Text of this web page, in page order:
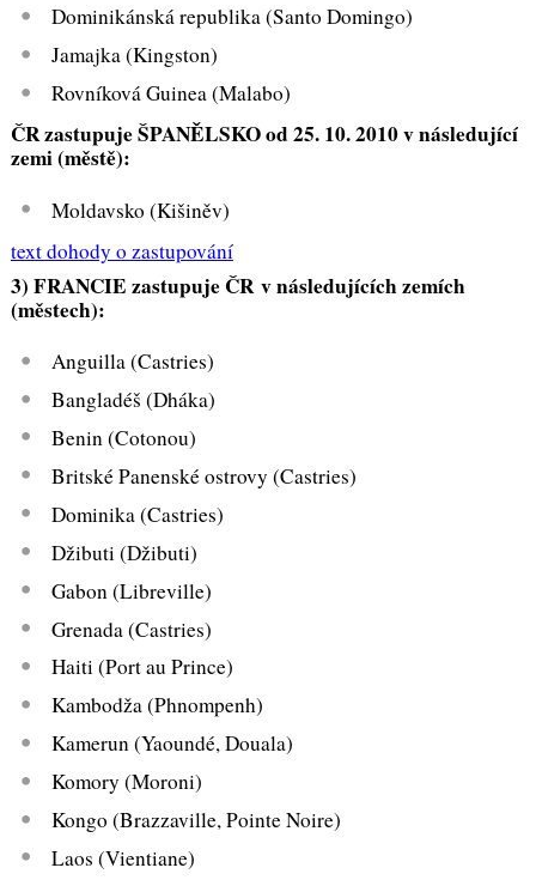
Dominikánská republika (Santo Domingo)
Jamajka (Kingston)
Rovníková Guinea (Malabo)
ČR zastupuje ŠPANĚLSKO od 25. 10. 2010 v následující
zemi (městě):
Moldavsko (Kišiněv)
text dohody o zastupování
3) FRANCIE zastupuje ČR v následujících zemích
(městech):
Anguilla (Castries)
Bangladéš (Dháka)
Benin (Cotonou)
Britské Panenské ostrovy (Castries)
Dominika (Castries)
Džibuti (Džibuti)
Gabon (Libreville)
Grenada (Castries)
Haiti (Port au Prince)
Kambodža (Phnompenh)
Kamerun (Yaoundé, Douala)
Komory (Moroni)
Kongo (Brazzaville, Pointe Noire)
Laos (Vientiane)